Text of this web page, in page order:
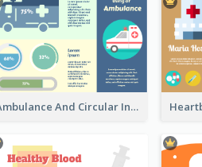
Ambulance And Circular Informative Report